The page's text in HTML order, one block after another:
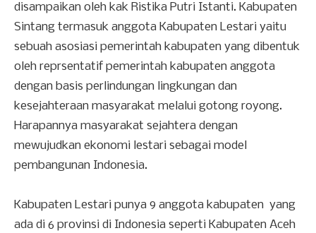
disampaikan oleh kak Ristika Putri Istanti. Kabupaten
Sintang termasuk anggota Kabupaten Lestari yaitu
sebuah asosiasi pemerintah kabupaten yang dibentuk
oleh reprsentatif pemerintah kabupaten anggota
dengan basis perlindungan lingkungan dan
kesejahteraan masyarakat melalui gotong royong.
Harapannya masyarakat sejahtera dengan
mewujudkan ekonomi lestari sebagai model
pembangunan Indonesia.
Kabupaten Lestari punya 9 anggota kabupaten yang
ada di 6 provinsi di Indonesia seperti Kabupaten Aceh